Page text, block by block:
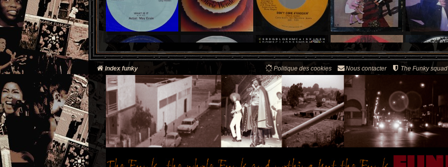
Index funky The Funky squad
Nous contacter
Politique des cookies